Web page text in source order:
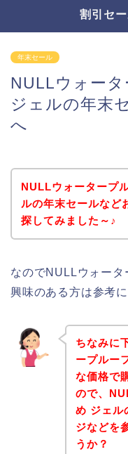
割引セ
年末セール
NULLウォー
ジェルの年末
へ
NULLウォータープ
ルの年末セールなど
探してみました～♪
なのでNULLウォータ
興味のある方は参考
ちなみに
ープルー
な価格で
ので、
め ジェル
ジなどを
うか？